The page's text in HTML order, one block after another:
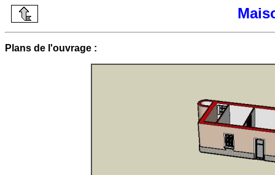
Plans de l'ouvrage :